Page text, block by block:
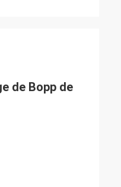
de Bopp de